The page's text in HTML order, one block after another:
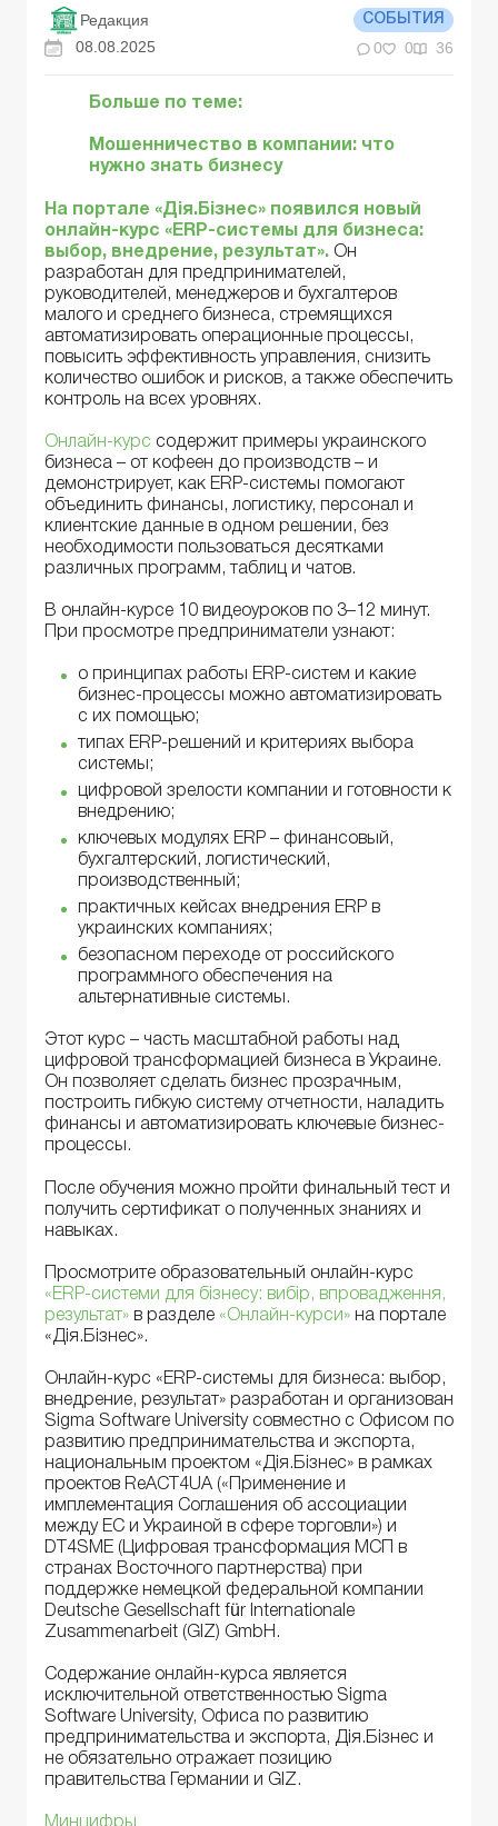
Редакция СОБЫТИЯ
08.08.2025 0 0 36
Больше по теме:
Мошенничество в компании: что
нужно знать бизнесу
На портале «Дія.Бізнес» появился новый
онлайн-курс «ERP-системы для бизнеса:
выбор, внедрение, результат». Он
разработан для предпринимателей,
руководителей, менеджеров и бухгалтеров
малого и среднего бизнеса, стремящихся
автоматизировать операционные процессы,
повысить эффективность управления, снизить
количество ошибок и рисков, а также обеспечить
контроль на всех уровнях.
Онлайн-курс содержит примеры украинского
бизнеса – от кофеен до производств – и
демонстрирует, как ERP-системы помогают
объединить финансы, логистику, персонал и
клиентские данные в одном решении, без
необходимости пользоваться десятками
различных программ, таблиц и чатов.
В онлайн-курсе 10 видеоуроков по 3–12 минут.
При просмотре предприниматели узнают:
о принципах работы ERP-систем и какие
бизнес-процессы можно автоматизировать
с их помощью;
типах ERP-решений и критериях выбора
системы;
цифровой зрелости компании и готовности к
внедрению;
ключевых модулях ERP – финансовый,
бухгалтерский, логистический,
производственный;
практичных кейсах внедрения ERP в
украинских компаниях;
безопасном переходе от российского
программного обеспечения на
альтернативные системы.
Этот курс – часть масштабной работы над
цифровой трансформацией бизнеса в Украине.
Он позволяет сделать бизнес прозрачным,
построить гибкую систему отчетности, наладить
финансы и автоматизировать ключевые бизнес-
процессы.
После обучения можно пройти финальный тест и
получить сертификат о полученных знаниях и
навыках.
Просмотрите образовательный онлайн-курс
«ERP-системи для бізнесу: вибір, впровадження,
результат» в разделе «Онлайн-курси» на портале
«Дія.Бізнес».
Онлайн-курс «ERP-системы для бизнеса: выбор,
внедрение, результат» разработан и организован
Sigma Software University совместно с Офисом по
развитию предпринимательства и экспорта,
национальным проектом «Дія.Бізнес» в рамках
проектов ReACT4UA («Применение и
имплементация Соглашения об ассоциации
между ЕС и Украиной в сфере торговли») и
DT4SME (Цифровая трансформация МСП в
странах Восточного партнерства) при
поддержке немецкой федеральной компании
Deutsche Gesellschaft für Internationale
Zusammenarbeit (GIZ) GmbH.
Содержание онлайн-курса является
исключительной ответственностью Sigma
Software University, Офиса по развитию
предпринимательства и экспорта, Дія.Бізнес и
не обязательно отражает позицию
правительства Германии и GIZ.